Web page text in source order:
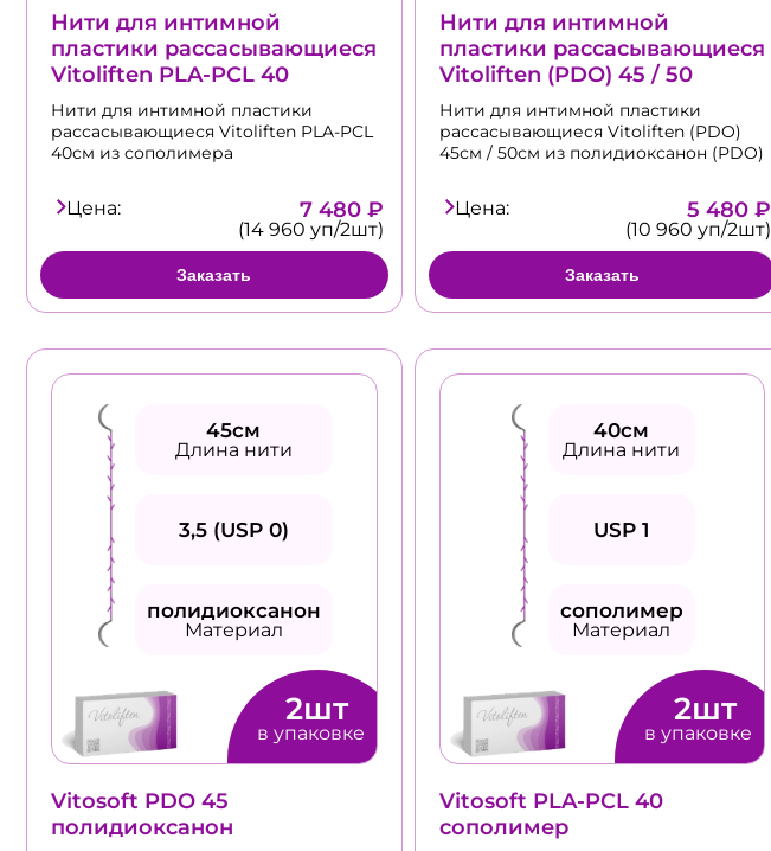
Нити для интимной
пластики рассасывающиеся
Vitoliften PLA-PCL 40
Нити для интимной пластики
рассасывающиеся Vitoliften PLA-PCL
40см из сополимера
Цена: 7 480 ₽
(14 960 уп/2шт)
Заказать
Нити для интимной
пластики рассасывающиеся
Vitoliften (PDO) 45 / 50
Нити для интимной пластики
рассасывающиеся Vitoliften (PDO)
45см / 50см из полидиоксанон (PDO)
Цена: 5 480 ₽
(10 960 уп/2шт)
Заказать
45см
Длина нити
3,5 (USP 0)
полидиоксанон
Материал
2шт
в упаковке
Vitosoft PDO 45
полидиоксанон
40см
Длина нити
USP 1
сополимер
Материал
2шт
в упаковке
Vitosoft PLA-PCL 40
сополимер